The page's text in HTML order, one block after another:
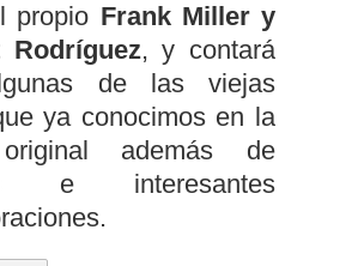
propio Frank Miller y
Rodríguez, y contará
de las viejas
ya conocimos en la
además de
e interesantes